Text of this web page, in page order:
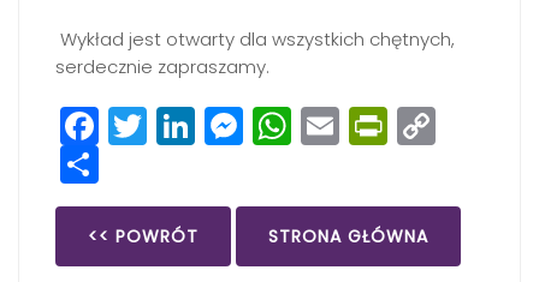
Wykład jest otwarty dla wszystkich chętnych,
serdecznie zapraszamy.
Facebook
Twitter
LinkedIn
Messenger
WhatsApp
Email
Share
<< POWRÓT STRONA GŁÓWNA